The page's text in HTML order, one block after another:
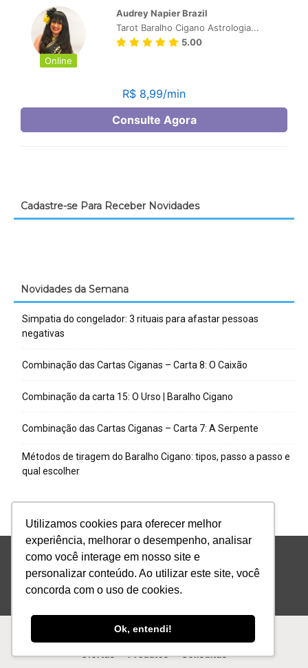
Utilizamos cookies para oferecer melhor
experiência, melhorar o desempenho, analisar
como você interage em nosso site e
personalizar conteúdo. Ao utilizar este site, você
concorda com o uso de cookies.
Ok, entendi!
Cadastre-se Para Receber Novidades
Novidades da Semana
Simpatia do congelador: 3 rituais para afastar pessoas
negativas
Combinação das Cartas Ciganas – Carta 8: O Caixão
Combinação da carta 15: O Urso | Baralho Cigano
Combinação das Cartas Ciganas – Carta 7: A Serpente
Métodos de tiragem do Baralho Cigano: tipos, passo a passo e
qual escolher
Ofertas Produtos Consultas